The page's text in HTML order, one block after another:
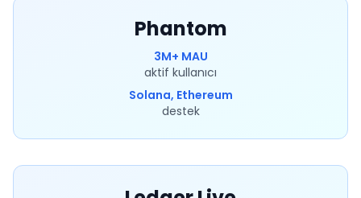
Phantom
3M+ MAU
aktif kullanıcı
Solana, Ethereum
destek